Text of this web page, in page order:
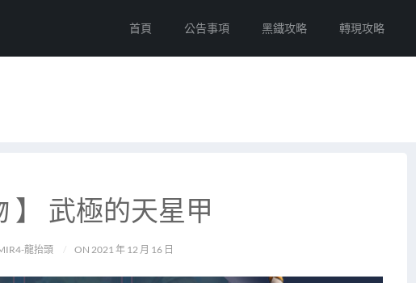
首頁 公告事項 黑鐵攻略 轉現攻略
】 武極的天星甲
龍抬頭 ON 2021 年 12 月 16 日